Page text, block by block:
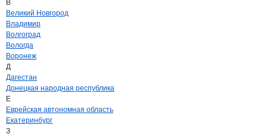
В
Великий Новгород
Владимир
Волгоград
Вологда
Воронеж
Д
Дагестан
Донецкая народная республика
Е
Еврейская автономная область
Екатеринбург
З